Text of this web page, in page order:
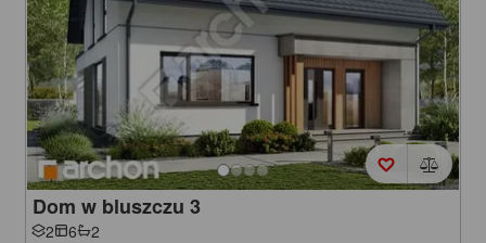
Dom w bluszczu 3
2 6 2